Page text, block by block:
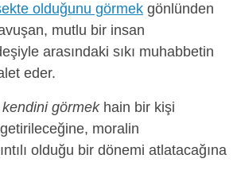
olduğunu görmek gönlünden
mutlu bir insan
arasındaki sıkı muhabbetin
eder.
görmekhain bir kişi
moralin
olduğu bir dönemi atlatacağına